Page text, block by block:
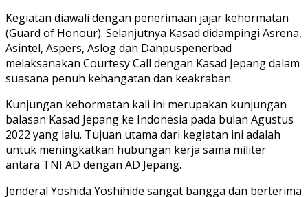
Kegiatan diawali dengan penerimaan jajar kehormatan
(Guard of Honour). Selanjutnya Kasad didampingi Asrena,
Asintel, Aspers, Aslog dan Danpuspenerbad
melaksanakan Courtesy Call dengan Kasad Jepang dalam
suasana penuh kehangatan dan keakraban.
Kunjungan kehormatan kali ini merupakan kunjungan
balasan Kasad Jepang ke Indonesia pada bulan Agustus
2022 yang lalu. Tujuan utama dari kegiatan ini adalah
untuk meningkatkan hubungan kerja sama militer
antara TNI AD dengan AD Jepang.
Jenderal Yoshida Yoshihide sangat bangga dan berterima